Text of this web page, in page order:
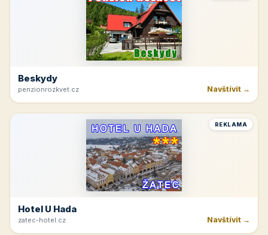
Beskydy
penzionrozkvet.cz Navštívit →
REKLAMA
Hotel U Hada
zatec-hotel.cz Navštívit →